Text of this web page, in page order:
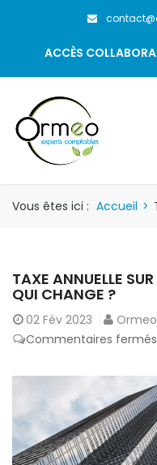
ACCÈS
Vous êtes ici : Accueil >
TAXE ANNUELLE
QUI CHANGE ?
02 Fév 2023 Ormeo
Commentaires fermés